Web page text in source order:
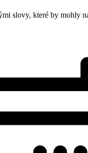
slovy, které by mohly